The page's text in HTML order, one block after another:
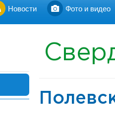
Новости Фото и видео